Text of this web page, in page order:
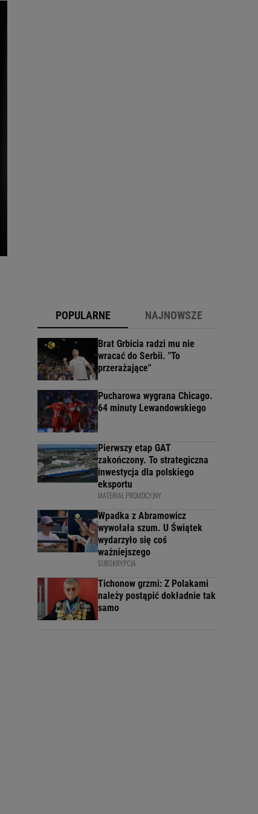
POPULARNE NAJNOWSZE
Brat Grbicia radzi mu nie
wracać do Serbii. "To
przerażające"
Pucharowa wygrana Chicago.
64 minuty Lewandowskiego
Pierwszy etap GAT
zakończony. To strategiczna
inwestycja dla polskiego
eksportu
MATERIAŁ PROMOCYJNY
Wpadka z Abramowicz
wywołała szum. U Świątek
wydarzyło się coś
ważniejszego
SUBSKRYPCJA
Tichonow grzmi: Z Polakami
należy postąpić dokładnie tak
samo